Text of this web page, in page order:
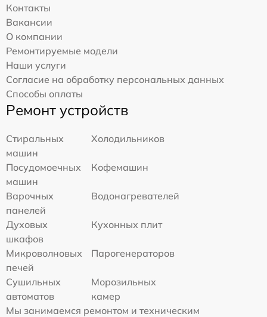
Контакты
Вакансии
О компании
Ремонтируемые модели
Наши услуги
Согласие на обработку персональных данных
Способы оплаты
Ремонт устройств
Стиральных
машин
Холодильников
Посудомоечных
машин
Кофемашин
Варочных
панелей
Водонагревателей
Духовых
шкафов
Кухонных плит
Микроволновых
печей
Парогенераторов
Сушильных
автоматов
Морозильных
камер
Мы занимаемся ремонтом и техническим